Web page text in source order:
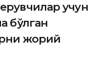
учун
бўлган
жорий